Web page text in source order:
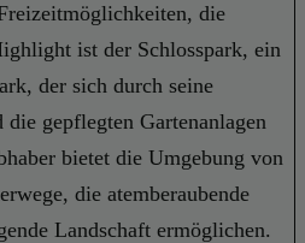
die
ist der Schlosspark, ein
der sich durch seine
gepflegten Gartenanlagen
bietet die Umgebung von
die atemberaubende
Landschaft ermöglichen.